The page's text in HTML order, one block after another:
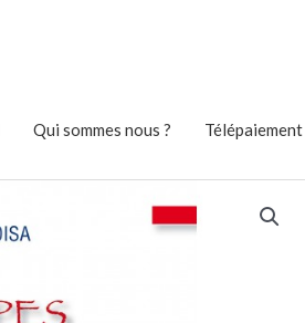
Qui sommes nous ? Télépaiement